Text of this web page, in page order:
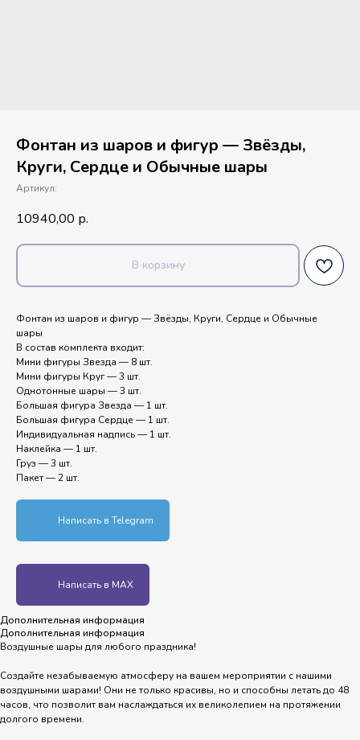
Фонтан из шаров и фигур — Звёзды,
Круги, Сердце и Обычные шары
Артикул:
10940,00 р.
В корзину
Фонтан из шаров и фигур — Звёзды, Круги, Сердце и Обычные
шары
В состав комплекта входит:
Мини фигуры Звезда — 8 шт.
Мини фигуры Круг — 3 шт.
Однотонные шары — 3 шт.
Большая фигура Звезда — 1 шт.
Большая фигура Сердце — 1 шт.
Индивидуальная надпись — 1 шт.
Наклейка — 1 шт.
Груз — 3 шт.
Пакет — 2 шт.
Написать в Telegram
Написать в MAX
Дополнительная информация
Дополнительная информация
Воздушные шары для любого праздника!
Создайте незабываемую атмосферу на вашем мероприятии с нашими
воздушными шарами! Они не только красивы, но и способны летать до 48
часов, что позволит вам наслаждаться их великолепием на протяжении
долгого времени.